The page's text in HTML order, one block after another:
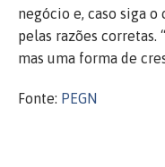
negócio e, caso siga
pelas razões corretas.
mas uma forma de
Fonte: PEGN